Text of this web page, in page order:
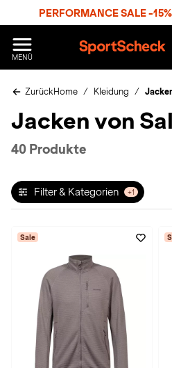
PERFORMANCE SALE -
MENÜ
p
r
S
h
k
ZurückHome Kleidung
Jacken von
40 Produkte
Filter & Kategorien +1
Sale